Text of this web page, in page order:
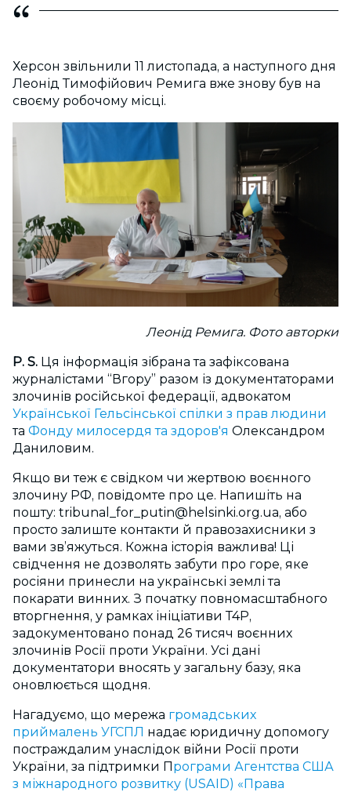
Херсон звільнили 11 листопада, а наступного дня
Леонід Тимофійович Ремига вже знову був на
своєму робочому місці.
Леонід Ремига. Фото авторки
Р. S. Ця інформація зібрана та зафіксована
журналістами “Вгору” разом із документаторами
злочинів російської федерації, адвокатом
Української Гельсінської спілки з прав людини
та Фонду милосердя та здоров'я Олександром
Даниловим.
Якщо ви теж є свідком чи жертвою воєнного
злочину РФ, повідомте про це. Напишіть на
пошту: tribunal_for_putin@helsinki.org.ua, або
просто залиште контакти й правозахисники з
вами зв’яжуться. Кожна історія важлива! Ці
свідчення не дозволять забути про горе, яке
росіяни принесли на українські землі та
покарати винних. З початку повномасштабного
вторгнення, у рамках ініціативи Т4Р,
задокументовано понад 26 тисяч воєнних
злочинів Росії проти України. Усі дані
документатори вносять у загальну базу, яка
оновлюється щодня.
Нагадуємо, що мережа громадських
приймалень УГСПЛ надає юридичну допомогу
постраждалим унаслідок війни Росії проти
України, за підтримки Програми Агентства США
з міжнародного розвитку (USAID) «Права